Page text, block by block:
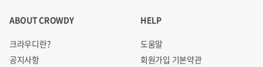
ABOUT CROWDY
크라우디란?
공지사항
HELP
도움말
회원가입 기본약관